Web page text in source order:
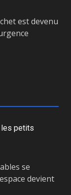
est devenu
les petits
se
devient